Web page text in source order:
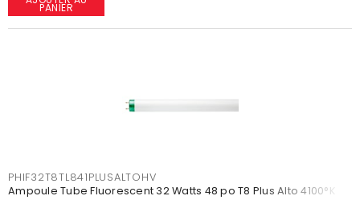
PANIER
PHIF32T8TL841PLUSALTOHV
Ampoule Tube Fluorescent 32 Watts 48 po T8 Plus Alto 4100°K